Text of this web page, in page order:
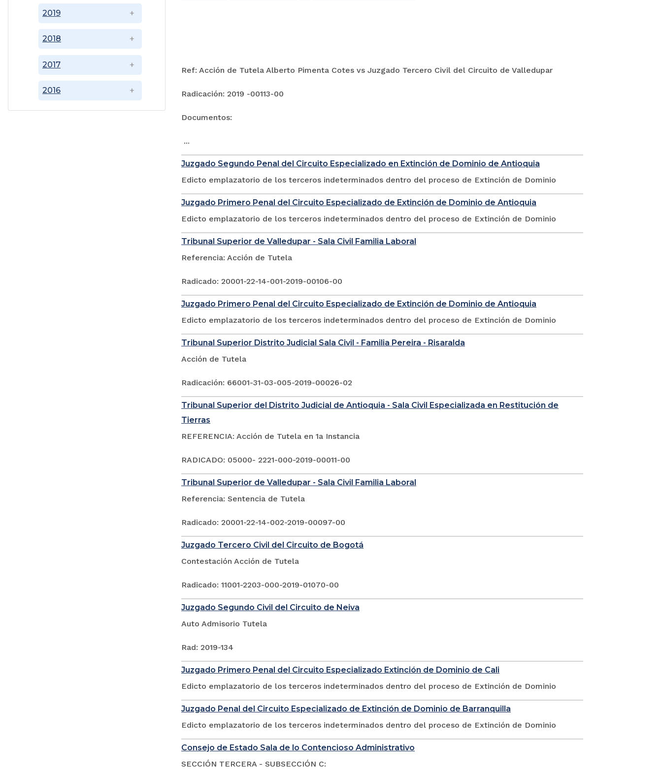
2016
2017
2018
2019
Ref: Acción de Tutela Alberto Pimenta Cotes vs Juzgado Tercero Civil del Circuito de Valledupar
Radicación: 2019 -00113-00
Documentos:
...
Juzgado Segundo Penal del Circuito Especializado en Extinción de Dominio de Antioquia
Edicto emplazatorio de los terceros indeterminados dentro del proceso de Extinción de Dominio
Juzgado Primero Penal del Circuito Especializado de Extinción de Dominio de Antioquia
Edicto emplazatorio de los terceros indeterminados dentro del proceso de Extinción de Dominio
Tribunal Superior de Valledupar - Sala Civil Familia Laboral
Referencia: Acción de Tutela
Radicado: 20001-22-14-001-2019-00106-00
Juzgado Primero Penal del Circuito Especializado de Extinción de Dominio de Antioquia
Edicto emplazatorio de los terceros indeterminados dentro del proceso de Extinción de Dominio
Tribunal Superior Distrito Judicial Sala Civil - Familia Pereira - Risaralda
Acción de Tutela
Radicación: 66001-31-03-005-2019-00026-02
Tribunal Superior del Distrito Judicial de Antioquia - Sala Civil Especializada en Restitución de
Tierras
REFERENCIA: Acción de Tutela en 1a Instancia
RADICADO: 05000- 2221-000-2019-00011-00
Tribunal Superior de Valledupar - Sala Civil Familia Laboral
Referencia: Sentencia de Tutela
Radicado: 20001-22-14-002-2019-00097-00
Juzgado Tercero Civil del Circuito de Bogotá
Contestación Acción de Tutela
Radicado: 11001-2203-000-2019-01070-00
Juzgado Segundo Civil del Circuito de Neiva
Auto Admisorio Tutela
Rad: 2019-134
Juzgado Primero Penal del Circuito Especializado Extinción de Dominio de Cali
Edicto emplazatorio de los terceros indeterminados dentro del proceso de Extinción de Dominio
Juzgado Penal del Circuito Especializado de Extinción de Dominio de Barranquilla
Edicto emplazatorio de los terceros indeterminados dentro del proceso de Extinción de Dominio
Consejo de Estado Sala de lo Contencioso Administrativo
SECCIÓN TERCERA - SUBSECCIÓN C: